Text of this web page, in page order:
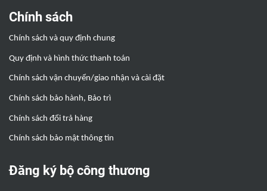
Chính sách
Chính sách và quy định chung
Quy định và hình thức thanh toán
Chính sách vận chuyển/giao nhận và cài đặt
Chính sách bảo hành, Bảo trì
Chính sách đổi trả hàng
Chính sách bảo mật thông tin
Đăng ký bộ công thương